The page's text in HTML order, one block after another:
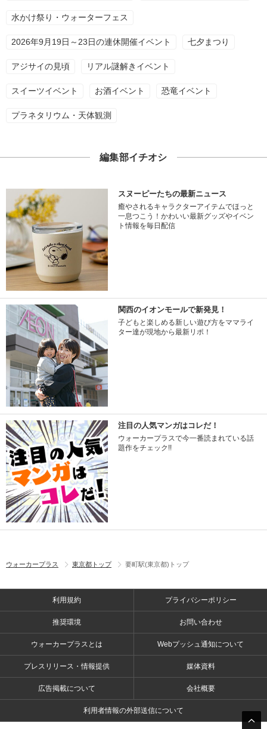
水かけ祭り・ウォーターフェス
2026年9月19日～23日の連休開催イベント 七夕まつり
アジサイの見頃 リアル謎解きイベント
スイーツイベント お酒イベント 恐竜イベント
プラネタリウム・天体観測
編集部イチオシ
スヌーピーたちの最新ニュース
癒やされるキャラクターアイテムでほっと
一息つこう！かわいい最新グッズやイベン
ト情報を毎日配信
関西のイオンモールで新発見！
子どもと楽しめる新しい遊び方をママライ
ター達が現地から最新リポ！
注目の人気マンガはコレだ！
ウォーカープラスで今一番読まれている話
題作をチェック!!
ウォーカープラス 東京都トップ 要町駅(東京都)トップ
利用規約 プライバシーポリシー
推奨環境 お問い合わせ
ウォーカープラスとは Webプッシュ通知について
プレスリリース・情報提供 媒体資料
広告掲載について 会社概要
利用者情報の外部送信について